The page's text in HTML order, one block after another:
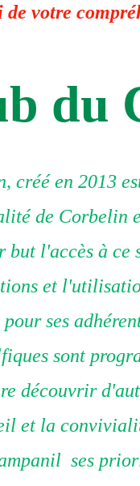
de votre
du
créé en 2013
de Corbelin
but l'accès à ce
et
pour ses
sont
découvrir
et la
ses